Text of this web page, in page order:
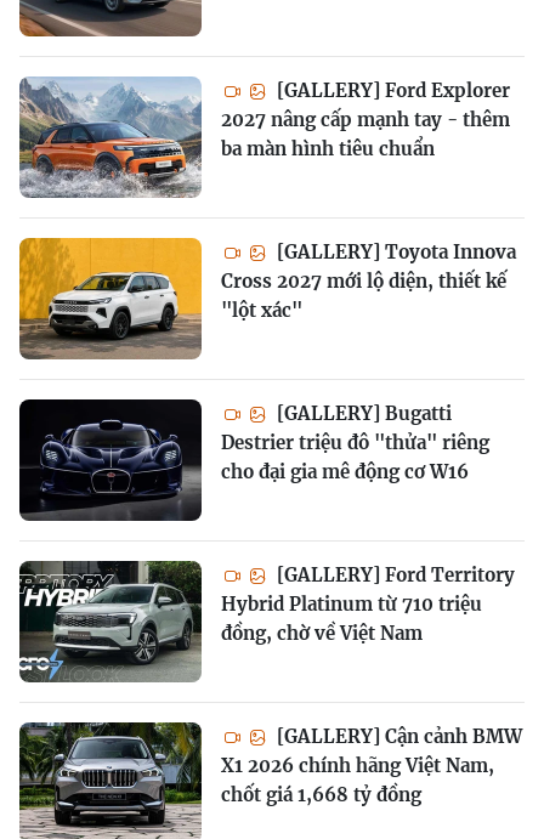
[GALLERY] Ford Explorer
2027 nâng cấp mạnh tay - thêm
ba màn hình tiêu chuẩn
[GALLERY] Toyota Innova
Cross 2027 mới lộ diện, thiết kế
"lột xác"
[GALLERY] Bugatti
Destrier triệu đô "thửa" riêng
cho đại gia mê động cơ W16
[GALLERY] Ford Territory
Hybrid Platinum từ 710 triệu
đồng, chờ về Việt Nam
[GALLERY] Cận cảnh BMW
X1 2026 chính hãng Việt Nam,
chốt giá 1,668 tỷ đồng